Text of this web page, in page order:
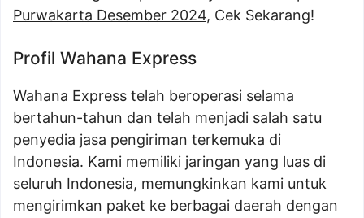
Purwakarta Desember 2024, Cek Sekarang!
Profil Wahana Express
Wahana Express telah beroperasi selama
bertahun-tahun dan telah menjadi salah satu
penyedia jasa pengiriman terkemuka di
Indonesia. Kami memiliki jaringan yang luas di
seluruh Indonesia, memungkinkan kami untuk
mengirimkan paket ke berbagai daerah dengan